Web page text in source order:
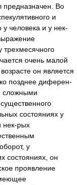
предназначен. Во
и
у человека и у нек-
трехмесячного
очень малой
он является
позднее диферен-
сложными
состояниях у
нек-рых
у
состояниях, он
проявление